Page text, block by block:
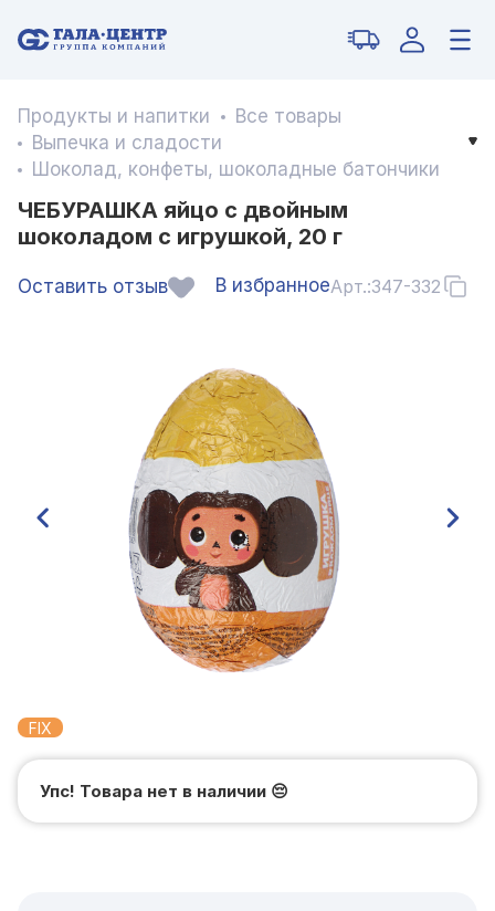
Продукты и напитки
Все товары
Выпечка и сладости
Шоколад, конфеты, шоколадные батончики
ЧЕБУРАШКА яйцо с двойным
шоколадом с игрушкой, 20 г
Оставить отзыв В избранноеАрт.:347-332
FIX
Упс! Товара нет в наличии 😔